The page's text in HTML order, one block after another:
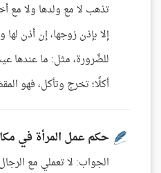
تذهب لا مع ولدها ولا مع
إلا بإذن زوجها، إن أذن لها
للضَّرورة، مثل: ما عندها
أكلًا؛ تخرج وتأكل، فهو
حكم عمل المرأة في
الجواب: لا تعملي مع